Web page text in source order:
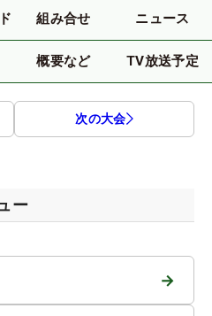
組み合せ ニュース
概要など TV放送予定
次の大会
ー
→